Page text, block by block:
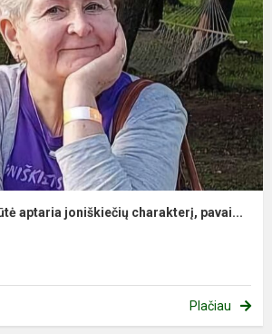
aptaria joniškiečių charakterį, pavai...
Plačiau